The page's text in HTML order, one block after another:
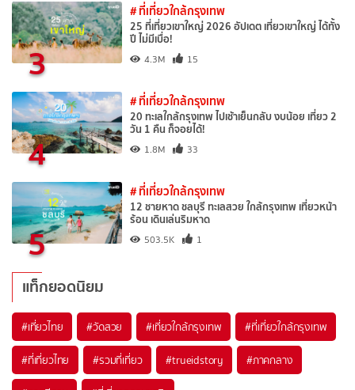
3
# ที่เที่ยวใกล้กรุงเทพ
25 ที่เที่ยวเขาใหญ่ 2026 อัปเดต เที่ยวเขาใหญ่ ได้ทั้ง
ปี ไม่มีเบื่อ!
4.3M 15
4
# ที่เที่ยวใกล้กรุงเทพ
20 ทะเลใกล้กรุงเทพ ไปเช้าเย็นกลับ งบน้อย เที่ยว 2
วัน 1 คืน ก็จอยได้!
1.8M 33
5
# ที่เที่ยวใกล้กรุงเทพ
12 ชายหาด ชลบุรี ทะเลสวย ใกล้กรุงเทพ เที่ยวหน้า
ร้อน เดินเล่นริมหาด
503.5K 1
แท็กยอดนิยม
#เที่ยวไทย #วัดสวย #เที่ยวใกล้กรุงเทพ #ที่เที่ยวใกล้กรุงเทพ
#ที่เที่ยวไทย #รวมที่เที่ยว #trueidstory #ภาคกลาง